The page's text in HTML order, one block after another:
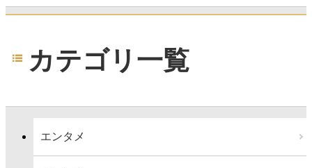
カテゴリ一覧
エンタメ